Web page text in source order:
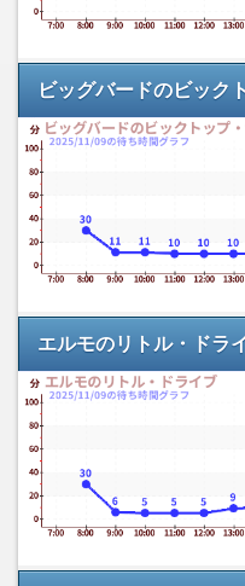
ビッグバードのビック
エルモのリトル・ドラ